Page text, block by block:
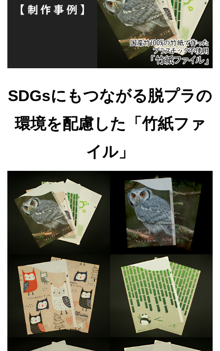
SDGsにもつながる脱プラの
環境を配慮した「竹紙ファ
イル」